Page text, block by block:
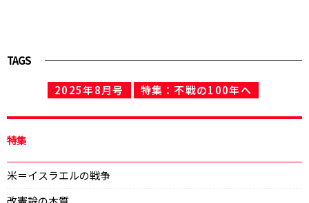
TAGS
2025年8月号 特集：不戦の100年へ
特集
米＝イスラエルの戦争